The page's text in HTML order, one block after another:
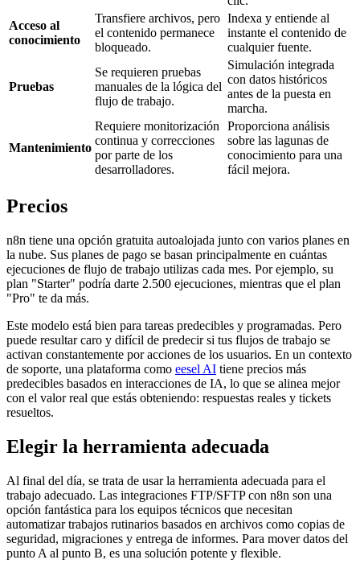
Acceso al
conocimiento
Transfiere archivos, pero
el contenido permanece
bloqueado.
Indexa y entiende al
instante el contenido de
cualquier fuente.
Pruebas
Se requieren pruebas
manuales de la lógica del
flujo de trabajo.
Simulación integrada
con datos históricos
antes de la puesta en
marcha.
Mantenimiento
Requiere monitorización
continua y correcciones
por parte de los
desarrolladores.
Proporciona análisis
sobre las lagunas de
conocimiento para una
fácil mejora.
Precios
n8n tiene una opción gratuita autoalojada junto con varios planes en
la nube. Sus planes de pago se basan principalmente en cuántas
ejecuciones de flujo de trabajo utilizas cada mes. Por ejemplo, su
plan "Starter" podría darte 2.500 ejecuciones, mientras que el plan
"Pro" te da más.
Este modelo está bien para tareas predecibles y programadas. Pero
puede resultar caro y difícil de predecir si tus flujos de trabajo se
activan constantemente por acciones de los usuarios. En un contexto
de soporte, una plataforma como eesel AI tiene precios más
predecibles basados en interacciones de IA, lo que se alinea mejor
con el valor real que estás obteniendo: respuestas reales y tickets
resueltos.
Elegir la herramienta adecuada
Al final del día, se trata de usar la herramienta adecuada para el
trabajo adecuado. Las integraciones FTP/SFTP con n8n son una
opción fantástica para los equipos técnicos que necesitan
automatizar trabajos rutinarios basados en archivos como copias de
seguridad, migraciones y entrega de informes. Para mover datos del
punto A al punto B, es una solución potente y flexible.